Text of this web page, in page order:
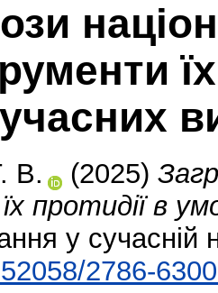
В. (2025)
протидії в
у
2786-